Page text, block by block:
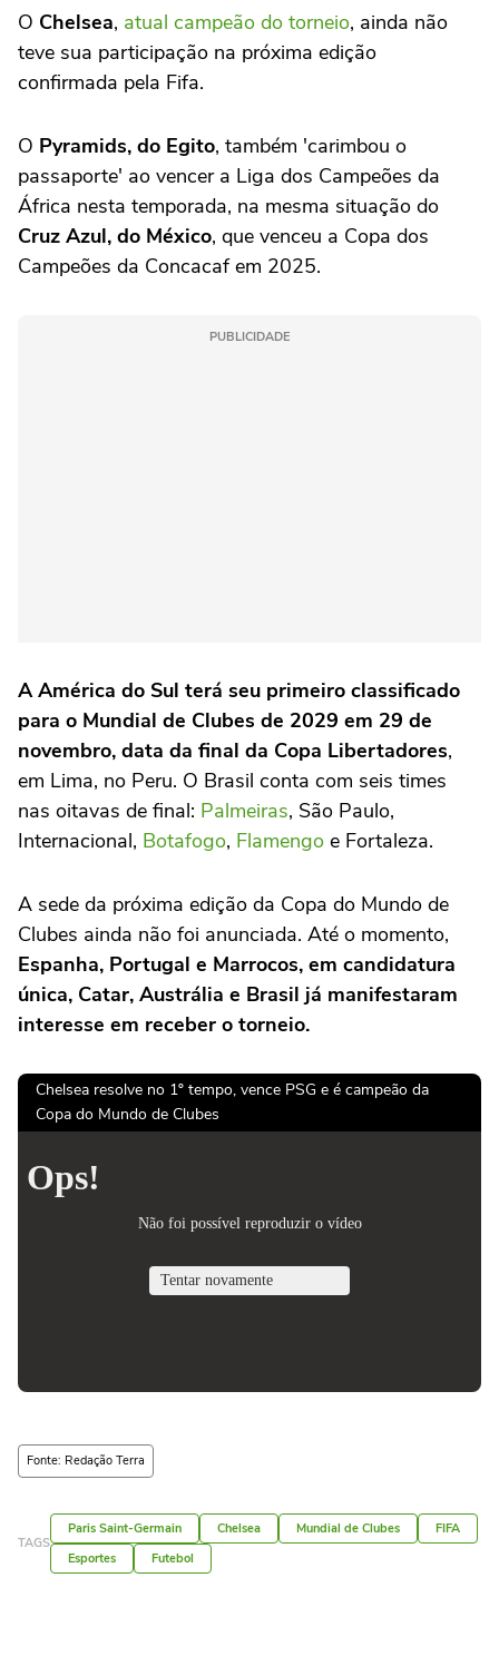
O Chelsea, atual campeão do torneio, ainda não
teve sua participação na próxima edição
confirmada pela Fifa.
O Pyramids, do Egito, também 'carimbou o
passaporte' ao vencer a Liga dos Campeões da
África nesta temporada, na mesma situação do
Cruz Azul, do México, que venceu a Copa dos
Campeões da Concacaf em 2025.
PUBLICIDADE
A América do Sul terá seu primeiro classificado
para o Mundial de Clubes de 2029 em 29 de
novembro, data da final da Copa Libertadores,
em Lima, no Peru. O Brasil conta com seis times
nas oitavas de final: Palmeiras, São Paulo,
Internacional, Botafogo, Flamengo e Fortaleza.
A sede da próxima edição da Copa do Mundo de
Clubes ainda não foi anunciada. Até o momento,
Espanha, Portugal e Marrocos, em candidatura
única, Catar, Austrália e Brasil já manifestaram
interesse em receber o torneio.
Chelsea resolve no 1º tempo, vence PSG e é campeão da
Copa do Mundo de Clubes
Fonte: Redação Terra
TAGS
Paris Saint-Germain Chelsea Mundial de Clubes
FIFA
Esportes
Futebol